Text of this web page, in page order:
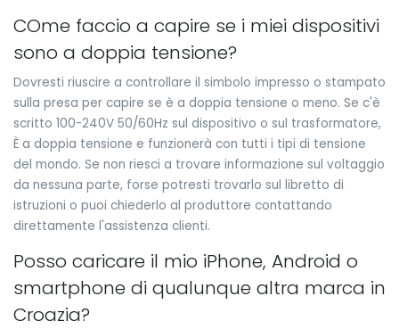
COme faccio a capire se i miei dispositivi
sono a doppia tensione?
Dovresti riuscire a controllare il simbolo impresso o stampato
sulla presa per capire se è a doppia tensione o meno. Se c'è
scritto 100-240V 50/60Hz sul dispositivo o sul trasformatore,
È a doppia tensione e funzionerà con tutti i tipi di tensione
del mondo. Se non riesci a trovare informazione sul voltaggio
da nessuna parte, forse potresti trovarlo sul libretto di
istruzioni o puoi chiederlo al produttore contattando
direttamente l'assistenza clienti.
Posso caricare il mio iPhone, Android o
smartphone di qualunque altra marca in
Croazia?